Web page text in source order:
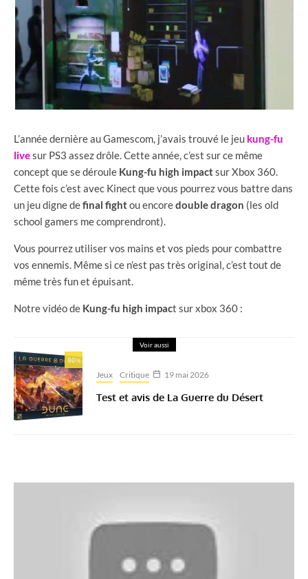
L’année dernière au Gamescom, j’avais trouvé le jeu kung-fu
livesur PS3 assez drôle. Cette année, c’est sur ce même
concept que se déroule Kung-fu high impactsur Xbox 360.
Cette fois c’est avec Kinect que vous pourrez vous battre dans
un jeu digne definal fightou encoredouble dragon (les old
school gamers me comprendront).
Vous pourrez utiliser vos mains et vos pieds pour combattre
vos ennemis. Même si ce n’est pas très original, c’est tout de
même très fun et épuisant.
Notre vidéo de Kung-fu high impact sur xbox 360 :
Voir aussi
80%
Jeux Critique 19 mai 2026
Test et avis de La Guerre du Désert